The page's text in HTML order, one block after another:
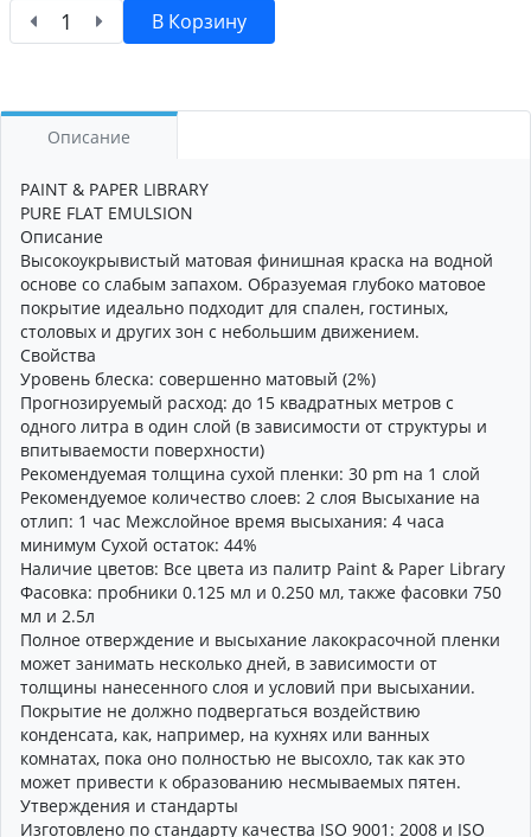
В Корзину
Описание
PAINT & PAPER LIBRARY
PURE FLAT EMULSION
Описание
Высокоукрывистый матовая финишная краска на водной
основе со слабым запахом. Образуемая глубоко матовое
покрытие идеально подходит для спален, гостиных,
столовых и других зон с небольшим движением.
Свойства
Уровень блеска: совершенно матовый (2%)
Прогнозируемый расход: до 15 квадратных метров с
одного литра в один слой (в зависимости от структуры и
впитываемости поверхности)
Рекомендуемая толщина сухой пленки: 30 pm на 1 слой
Рекомендуемое количество слоев: 2 слоя Высыхание на
отлип: 1 час Межслойное время высыхания: 4 часа
минимум Сухой остаток: 44%
Наличие цветов: Все цвета из палитр Paint & Paper Library
Фасовка: пробники 0.125 мл и 0.250 мл, также фасовки 750
мл и 2.5л
Полное отверждение и высыхание лакокрасочной пленки
может занимать несколько дней, в зависимости от
толщины нанесенного слоя и условий при высыхании.
Покрытие не должно подвергаться воздействию
конденсата, как, например, на кухнях или ванных
комнатах, пока оно полностью не высохло, так как это
может привести к образованию несмываемых пятен.
Утверждения и стандарты
Изготовлено по стандарту качества ISO 9001: 2008 и ISO